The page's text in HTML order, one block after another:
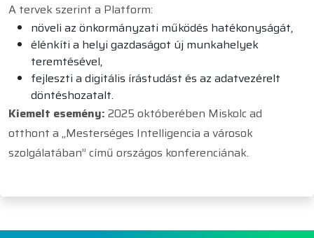
A tervek szerint a Platform:
növeli az önkormányzati működés hatékonyságát,
élénkíti a helyi gazdaságot új munkahelyek
teremtésével,
fejleszti a digitális írástudást és az adatvezérelt
döntéshozatalt.
Kiemelt esemény: 2025 októberében Miskolc ad
otthont a „Mesterséges Intelligencia a városok
szolgálatában” című országos konferenciának.